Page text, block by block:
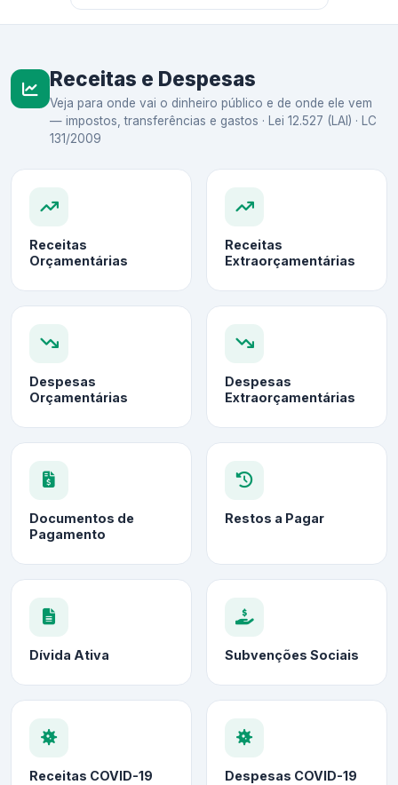
Receitas e Despesas
Veja para onde vai o dinheiro público e de onde ele vem
— impostos, transferências e gastos · Lei 12.527 (LAI) · LC
131/2009
Receitas
Orçamentárias
Receitas
Extraorçamentárias
Despesas
Orçamentárias
Despesas
Extraorçamentárias
Documentos de
Pagamento
Restos a Pagar
Dívida Ativa Subvenções Sociais
Receitas COVID-19 Despesas COVID-19